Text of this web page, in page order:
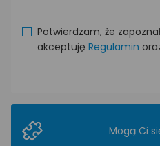
Potwierdzam, że
akceptuję Regulamin
Mogą Ci